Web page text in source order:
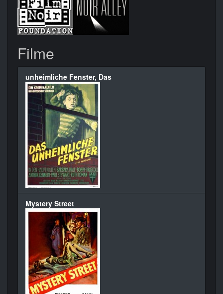
Filme
unheimliche Fenster, Das
Mystery Street